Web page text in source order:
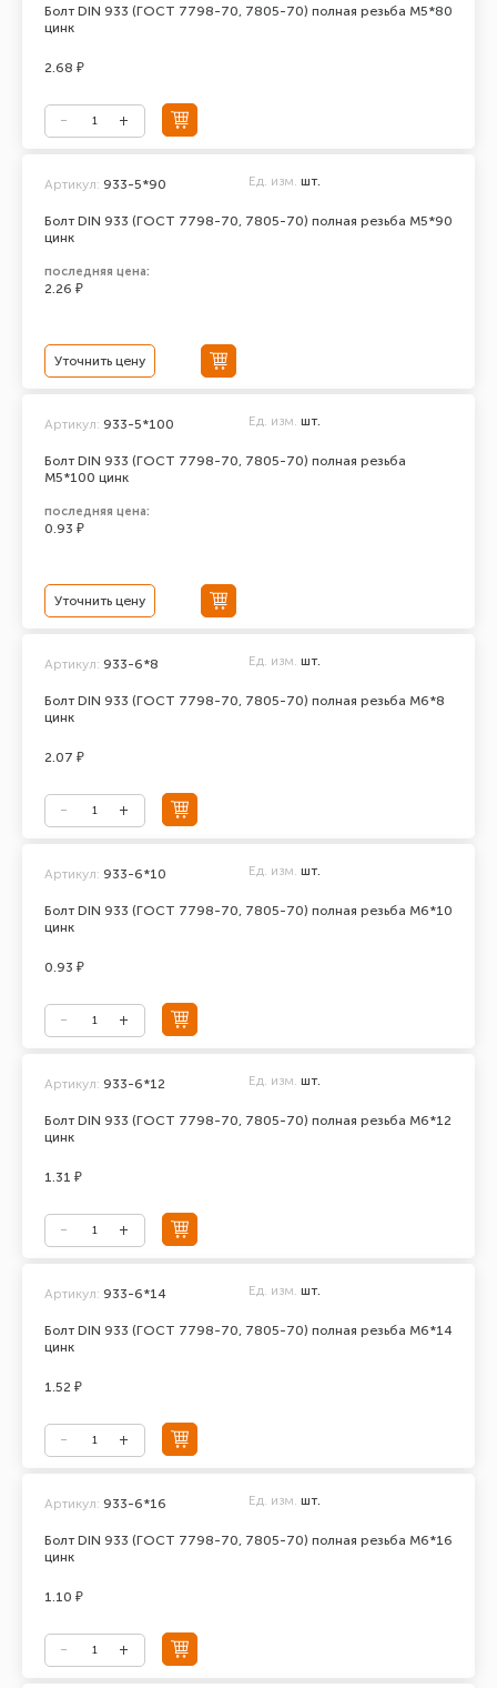
Болт DIN 933 (ГОСТ 7798-70, 7805-70) полная резьба М5*80
цинк
2.68 ₽
Болт DIN 933 (ГОСТ 7798-70, 7805-70) полная резьба М5*90
цинк
Артикул: 933-5*90 Ед. изм. шт.
последняя цена:
2.26 ₽
Уточнить цену
Болт DIN 933 (ГОСТ 7798-70, 7805-70) полная резьба
М5*100 цинк
Артикул: 933-5*100 Ед. изм. шт.
последняя цена:
0.93 ₽
Уточнить цену
Болт DIN 933 (ГОСТ 7798-70, 7805-70) полная резьба М6*8
цинк
Артикул: 933-6*8 Ед. изм. шт.
2.07 ₽
Болт DIN 933 (ГОСТ 7798-70, 7805-70) полная резьба М6*10
цинк
Артикул: 933-6*10 Ед. изм. шт.
0.93 ₽
Болт DIN 933 (ГОСТ 7798-70, 7805-70) полная резьба М6*12
цинк
Артикул: 933-6*12 Ед. изм. шт.
1.31 ₽
Болт DIN 933 (ГОСТ 7798-70, 7805-70) полная резьба М6*14
цинк
Артикул: 933-6*14 Ед. изм. шт.
1.52 ₽
Болт DIN 933 (ГОСТ 7798-70, 7805-70) полная резьба М6*16
цинк
Артикул: 933-6*16 Ед. изм. шт.
1.10 ₽